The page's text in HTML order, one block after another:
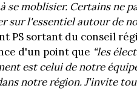
se moblisier. Certains ne
sur l'essentiel autour de
PS sortant du conseil
d'un point que “les
est celui de notre
notre région. J'invite